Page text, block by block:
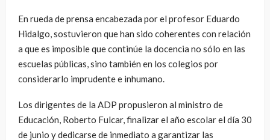
En rueda de prensa encabezada por el profesor Eduardo
Hidalgo, sostuvieron que han sido coherentes con relación
a que es imposible que continúe la docencia no sólo en las
escuelas públicas, sino también en los colegios por
considerarlo imprudente e inhumano.
Los dirigentes de la ADP propusieron al ministro de
Educación, Roberto Fulcar, finalizar el año escolar el día 30
de junio y dedicarse de inmediato a garantizar las